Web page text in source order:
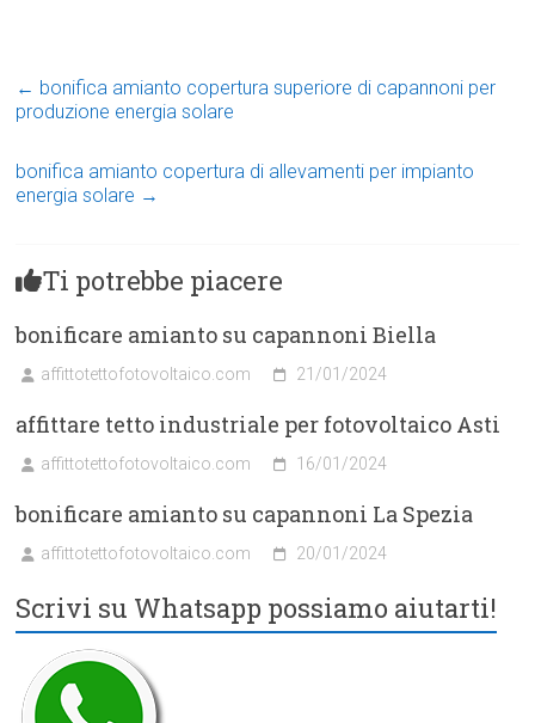
← bonifica amianto copertura superiore di capannoni per
produzione energia solare
bonifica amianto copertura di allevamenti per impianto
energia solare →
Ti potrebbe piacere
bonificare amianto su capannoni Biella
affittotettofotovoltaico.com 21/01/2024
affittare tetto industriale per fotovoltaico Asti
affittotettofotovoltaico.com 16/01/2024
bonificare amianto su capannoni La Spezia
affittotettofotovoltaico.com 20/01/2024
Scrivi su Whatsapp possiamo aiutarti!